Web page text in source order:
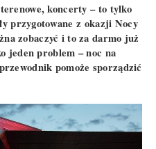
koncerty – to tylko
przygotowane z okazji Nocy
zobaczyć i to za darmo już
jeden problem – noc na
pomoże sporządzić